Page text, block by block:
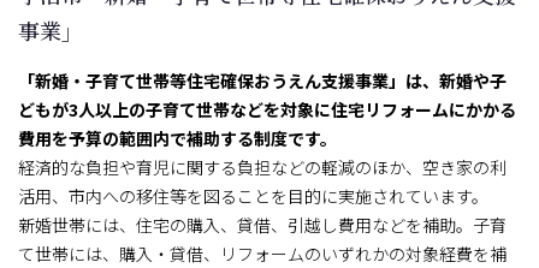
事業」
「新婚・子育て世帯等住宅確保おうえん支援事業」は、新婚や子
どもが3人以上の子育て世帯などを対象に住宅リフォームにかかる
費用を予算の範囲内で補助する制度です。
経済的な負担や育児に関する負担などの軽減のほか、空き家の利
活用、市内への移住等を図ることを目的に実施されています。
新婚世帯には、住宅の購入、貸借、引越し費用などを補助。子育
て世帯には、購入・貸借、リフォームのいずれかの対象経費を補